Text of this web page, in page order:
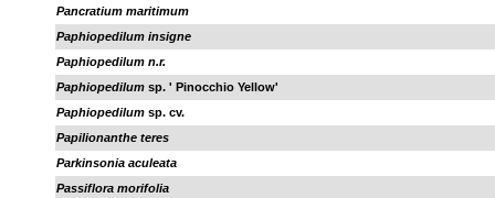
Pancratium maritimum
Paphiopedilum insigne
Paphiopedilum n.r.
Paphiopedilum sp. ' Pinocchio Yellow'
Paphiopedilum sp. cv.
Papilionanthe teres
Parkinsonia aculeata
Passiflora morifolia